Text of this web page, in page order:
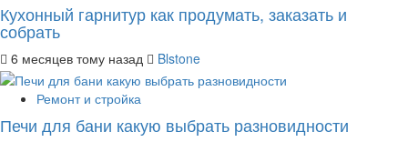
Кухонный гарнитур как продумать, заказать и
собрать
6 месяцев тому назад Blstone
Ремонт и стройка
Печи для бани какую выбрать разновидности